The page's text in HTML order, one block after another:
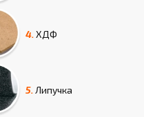
4. ХДФ
5. Липучка